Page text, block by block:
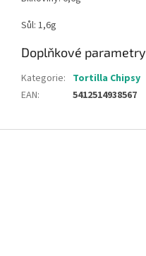
Sůl: 1,6g
Doplňkové parametry
Kategorie: Tortilla Chipsy
EAN: 5412514938567